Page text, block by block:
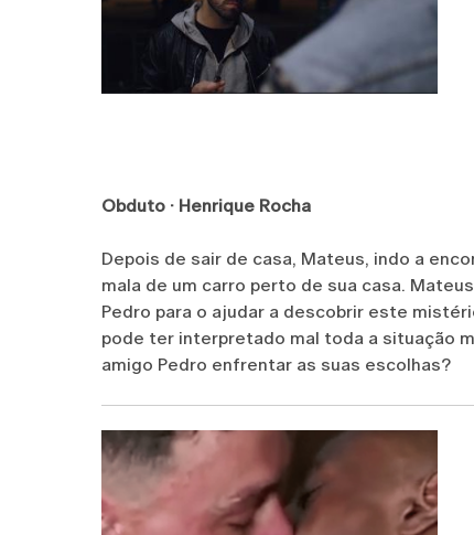
Obduto · Henrique Rocha
Depois de sair de casa, Mateus, indo a
mala de um carro perto de sua casa.
Pedro para o ajudar a descobrir este
pode ter interpretado mal toda a situação
amigo Pedro enfrentar as suas escolhas?